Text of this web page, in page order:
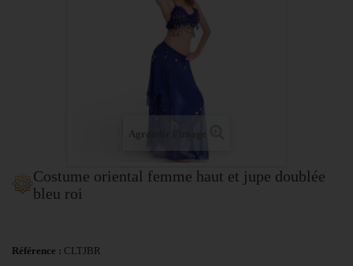
Agrandir l'image
Costume oriental femme haut et jupe doublée
bleu roi
Référence : CLTJBR